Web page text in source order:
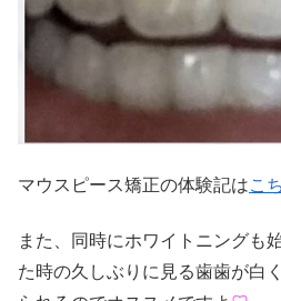
マウスピース矯正の体験記はこ
また、同時にホワイトニングも
た時の久しぶりに見る歯歯が白